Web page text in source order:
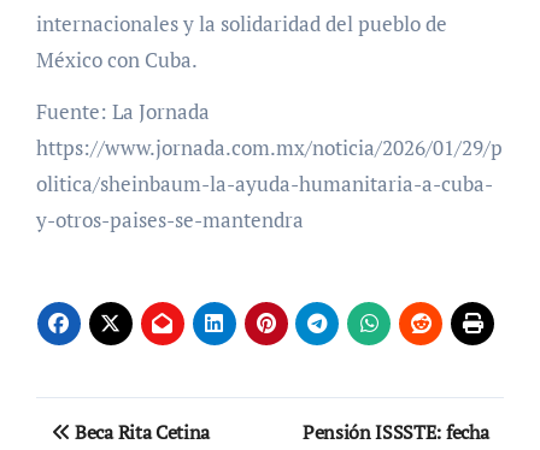
internacionales y la solidaridad del pueblo de
México con Cuba.
Fuente: La Jornada
https://www.jornada.com.mx/noticia/2026/01/29/p
olitica/sheinbaum-la-ayuda-humanitaria-a-cuba-
y-otros-paises-se-mantendra
Navegación
Beca Rita Cetina
Pensión ISSSTE: fecha